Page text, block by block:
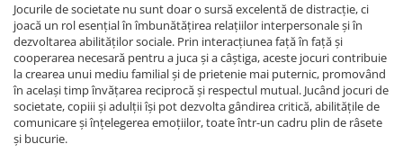
Jocurile de societate nu sunt doar o sursă excelentă de distracție, ci
joacă un rol esențial în îmbunătățirea relațiilor interpersonale și în
dezvoltarea abilităților sociale. Prin interacțiunea față în față și
cooperarea necesară pentru a juca și a câștiga, aceste jocuri contribuie
la crearea unui mediu familial și de prietenie mai puternic, promovând
în același timp învățarea reciprocă și respectul mutual. Jucând jocuri de
societate, copiii și adulții își pot dezvolta gândirea critică, abilitățile de
comunicare și înțelegerea emoțiilor, toate într-un cadru plin de râsete
și bucurie.